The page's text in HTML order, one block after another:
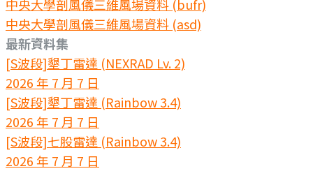
中央大學剖風儀三維風場資料 (bufr)
中央大學剖風儀三維風場資料 (asd)
最新資料集
[S波段]墾丁雷達 (NEXRAD Lv. 2)
2026 年 7 月 7 日
[S波段]墾丁雷達 (Rainbow 3.4)
2026 年 7 月 7 日
[S波段]七股雷達 (Rainbow 3.4)
2026 年 7 月 7 日